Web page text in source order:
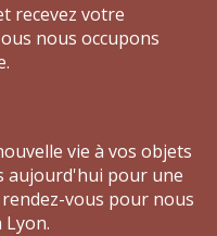
recevez votre
nous occupons
vie à vos objets
aujourd'hui pour une
vous pour nous